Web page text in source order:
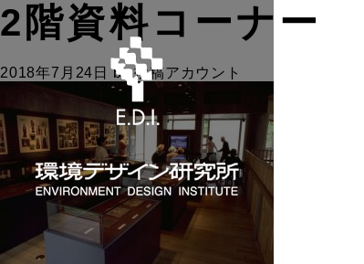
2階資料コーナー
2018年7月24日 by投稿アカウント